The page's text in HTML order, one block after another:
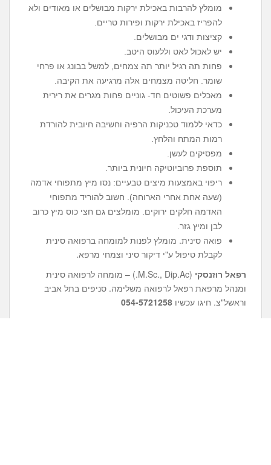
מומלץ להרבות באכילת ירקות מבושלים או מאודים ולא
להפריז באכילת ירקות ופירות טריים.
קציצות ודגי ים מבושלים.
יש לאכול לאט וללעוס היטב.
פחות תה רגיל יותר תה צמחים, למשל בבונג או פרחי
שומר. חליטה מצמחים אלה מרגיעה את הקיבה.
מאכלים פשוטים חד- גוניים פחות מגרים את רירית
מערכת העיכול.
כדאי ללמוד טכניקות הרפיה וחשיבה חיובית להורדת
רמות המתח והלחץ.
מפסיקים לעשן.
תוספת פרוביוטיקה חיונית ביותר.
ריפוי באמצעות מיצים טבעיים: נסו מיץ מתפוחי אדמה
(שעה אחת אחרי הארוחה). חשוב להוריד מתפוחי
האדמה חלקים ירוקים. מומלצים גם חצי כוס מיץ כרוב
לבן ומיץ גזר.
פואה סינית. מומלץ לפנות למומחה ברפואה סינית
לקבלת טיפול ע"י דיקור סיני וצמחי מרפא.
רפאל רוזנסקי
(M.Sc., Dip.Ac.) – מומחה לרפואה סינית
ומנהל מרפאת רפאל לרפואה משלימה. סניפים בתל אביב
וראשל"צ. חיגו עכשיו 054-5721258